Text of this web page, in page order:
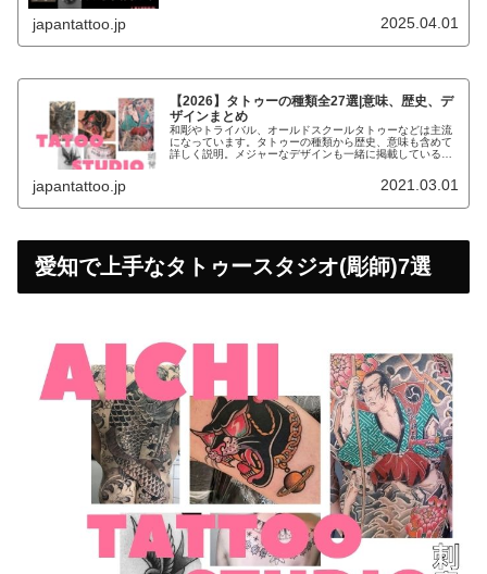
japantattoo.jp 2025.04.01
【2026】タトゥーの種類全27選|意味、歴史、デ
ザインまとめ
和彫やトライバル、オールドスクールタトゥーなどは主流
になっています。タトゥーの種類から歴史、意味も含めて
詳しく説明。メジャーなデザインも一緒に掲載しているの
japantattoo.jp 2021.03.01
愛知で上手なタトゥースタジオ(彫師)7選